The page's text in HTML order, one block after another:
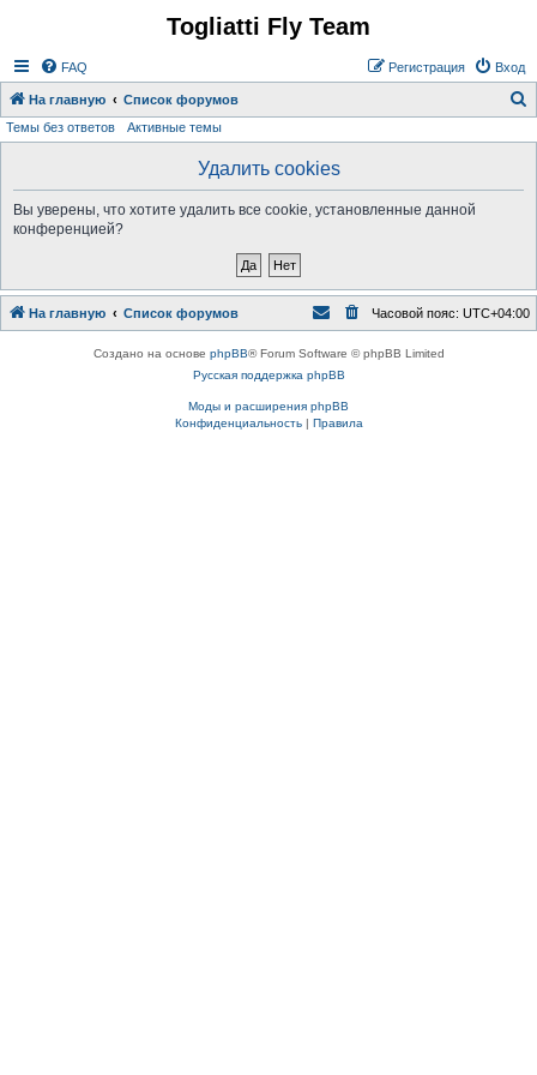
Togliatti Fly Team
FAQ Вход
Регистрация
На главную Список форумов
Темы без ответов Активные темы
Удалить cookies
Вы уверены, что хотите удалить все cookie, установленные данной
конференцией?
На главную Список форумов Часовой пояс: UTC+04:00
Создано на основе phpBB® Forum Software © phpBB Limited
Русская поддержка phpBB
Моды и расширения phpBB
Конфиденциальность| Правила